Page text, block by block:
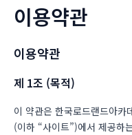
이용약관
이용약관
제 1조 (목적)
이 약관은 한국로드랜드아
(이하 “사이트”)에서 제공하